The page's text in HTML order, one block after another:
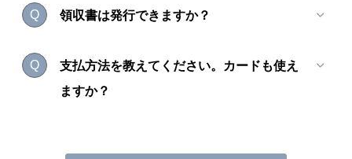
Q 領収書は発行できますか？
Q
支払方法を教えてください。カードも使え
ますか？